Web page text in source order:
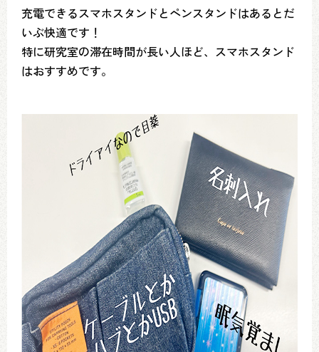
充電できるスマホスタンドとペンスタンドはあるとだ
いぶ快適です！
特に研究室の滞在時間が長い人ほど、スマホスタンド
はおすすめです。